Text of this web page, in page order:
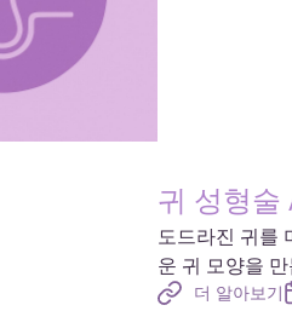
귀 성형술
도드라진 귀를
운 귀 모양을
더 알아보기